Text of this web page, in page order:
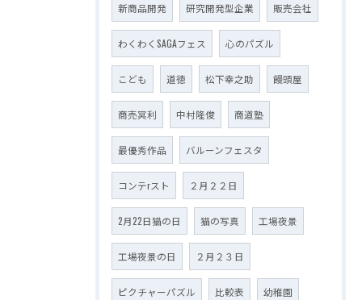
新商品開発 研究開発型企業 販売会社
わくわくSAGAフェス 心のパズル
こども 道徳 松下幸之助 饅頭屋
商売冥利 中村隆俊 商道塾
最優秀作品 バルーンフェスタ
コンテrスト ２月２２日
2月22日猫の日 猫の写真 工場夜景
工場夜景の日 ２月２３日
ピクチャーパズル 比較表 幼稚園